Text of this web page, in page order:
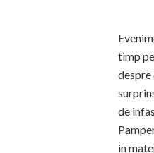
timp
despre
de
in